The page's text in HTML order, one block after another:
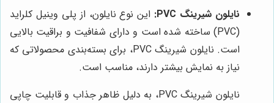
نایلون شیرینگ PVC:
این نوع نایلون، از پلی وینیل کلراید
(PVC) ساخته شده است و دارای شفافیت و براقیت بالایی
است. نایلون شیرینگ PVC، برای بسته‌بندی محصولاتی که
نیاز به نمایش بیشتر دارند، مناسب است.
نایلون شیرینگ PVC، به دلیل ظاهر جذاب و قابلیت چاپی